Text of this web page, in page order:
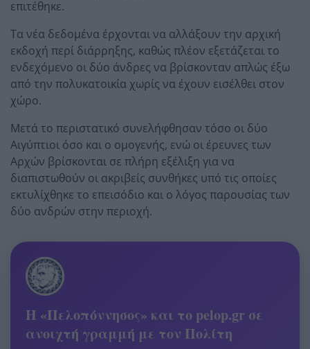
επιτέθηκε.
Τα νέα δεδομένα έρχονται να αλλάξουν την αρχική
εκδοχή περί διάρρηξης, καθώς πλέον εξετάζεται το
ενδεχόμενο οι δύο άνδρες να βρίσκονταν απλώς έξω
από την πολυκατοικία χωρίς να έχουν εισέλθει στον
χώρο.
Μετά το περιστατικό συνελήφθησαν τόσο οι δύο
Αιγύπτιοι όσο και ο ομογενής, ενώ οι έρευνες των
Αρχών βρίσκονται σε πλήρη εξέλιξη για να
διαπιστωθούν οι ακριβείς συνθήκες υπό τις οποίες
εκτυλίχθηκε το επεισόδιο και ο λόγος παρουσίας των
δύο ανδρών στην περιοχή.
Η «Πελοπόννησος» και το pelop.gr σε
ανοιχτή γραμμή με τον Πολίτη